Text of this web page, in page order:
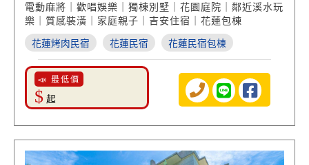
子玩樂】
電動麻將｜歡唱娛樂｜獨棟別墅｜花園庭院｜鄰近溪水玩
樂｜質感裝潢｜家庭親子｜吉安住宿｜花蓮包棟
花蓮烤肉民宿 花蓮民宿 花蓮民宿包棟
📣 最低價
$ 起